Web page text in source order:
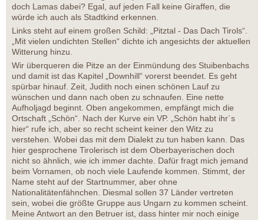
doch Lamas dabei? Egal, auf jeden Fall keine Giraffen, die
würde ich auch als Stadtkind erkennen.
Links steht auf einem großen Schild: „Pitztal - Das Dach Tirols“.
„Mit vielen undichten Stellen“ dichte ich angesichts der aktuellen
Witterung hinzu.
Wir überqueren die Pitze an der Einmündung des Stuibenbachs
und damit ist das Kapitel „Downhill“ vorerst beendet. Es geht
spürbar hinauf. Zeit, Judith noch einen schönen Lauf zu
wünschen und dann nach oben zu schnaufen. Eine nette
Aufholjagd beginnt. Oben angekommen, empfängt mich die
Ortschaft „Schön“. Nach der Kurve ein VP. „Schön habt ihr´s
hier“ rufe ich, aber so recht scheint keiner den Witz zu
verstehen. Wobei das mit dem Dialekt zu tun haben kann. Das
hier gesprochene Tirolerisch ist dem Oberbayerischen doch
nicht so ähnlich, wie ich immer dachte. Dafür fragt mich jemand
beim Vornamen, ob noch viele Laufende kommen. Stimmt, der
Name steht auf der Startnummer, aber ohne
Nationalitätenfähnchen. Diesmal sollen 37 Länder vertreten
sein, wobei die größte Gruppe aus Ungarn zu kommen scheint.
Meine Antwort an den Betruer ist, dass hinter mir noch einige